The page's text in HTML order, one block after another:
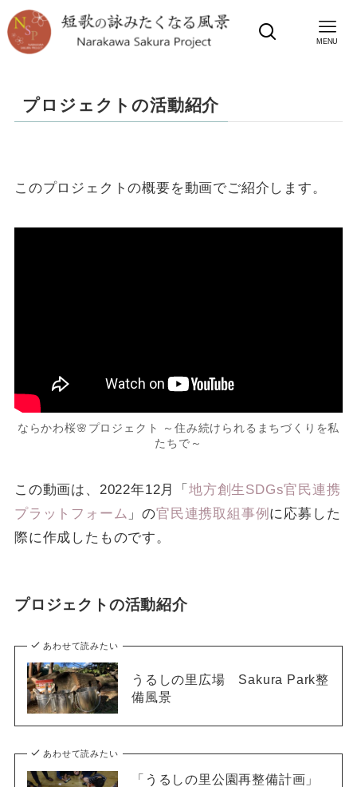
MENU
プロジェクトの活動紹介
このプロジェクトの概要を動画でご紹介します。
ならかわ桜🌸プロジェクト ～住み続けられるまちづくりを私
たちで～
この動画は、2022年12月「地方創生SDGs官民連携
プラットフォーム 」の官民連携取組事例 に応募した
際に作成したものです。
プロジェクトの活動紹介
あわせて読みたい
うるしの里広場 Sakura Park整
備風景
あわせて読みたい
「うるしの里公園再整備計画」